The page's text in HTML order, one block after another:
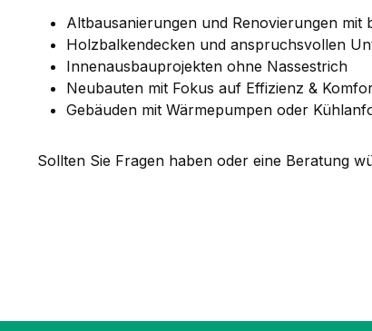
Altbausanierungen und Renovierungen mit
Holzbalkendecken und anspruchsvollen
Innenausbauprojekten ohne Nassestrich
Neubauten mit Fokus auf Effizienz &
Gebäuden mit Wärmepumpen oder
Sollten Sie Fragen haben oder eine Beratung